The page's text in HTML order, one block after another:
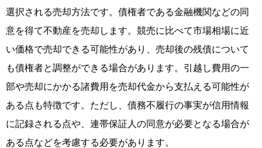
選択される売却方法です。債権者である金融機関などの同
意を得て不動産を売却します。競売に比べて市場相場に近
い価格で売却できる可能性があり、売却後の残債について
も債権者と調整ができる場合があります。引越し費用の一
部や売却にかかる諸費用を売却代金から支払える可能性が
ある点も特徴です。ただし、債務不履行の事実が信用情報
に記録される点や、連帯保証人の同意が必要となる場合が
ある点などを考慮する必要があります。